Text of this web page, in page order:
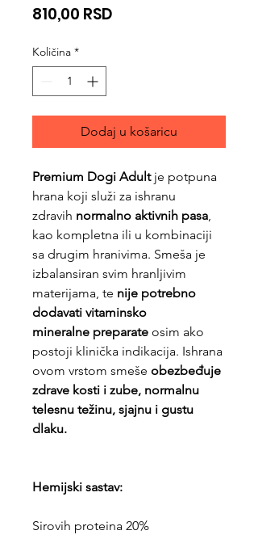
810,00 RSD
Količina *
Dodaj u košaricu
Premium Dogi Adultje potpuna
hrana koji služi za ishranu
zdravih normalno aktivnih pasa,
kao kompletna ili u kombinaciji
sa drugim hranivima. Smeša je
izbalansiran svim hranljivim
materijama, te nije potrebno
dodavati vitaminsko
mineralne preparate osim ako
postoji klinička indikacija. Ishrana
ovom vrstom smeše obezbeđuje
zdrave kosti i zube, normalnu
telesnu težinu, sjajnu i gustu
dlaku.
Hemijski sastav:
Sirovih proteina 20%